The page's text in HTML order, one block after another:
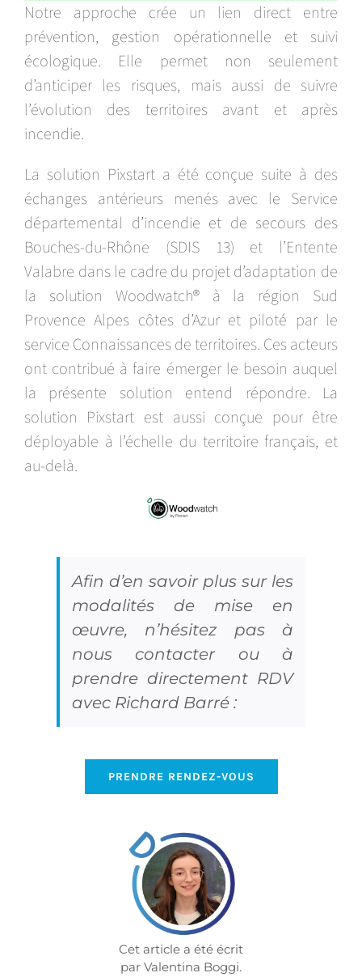
Notre approche crée un lien direct entre
prévention, gestion opérationnelle et suivi
écologique. Elle permet non seulement
d’anticiper les risques, mais aussi de suivre
l’évolution des territoires avant et après
incendie.
La solution Pixstart a été conçue suite à des
échanges antérieurs menés avec le Service
départemental d’incendie et de secours des
Bouches-du-Rhône (SDIS 13) et l’Entente
Valabre dans le cadre du projet d’adaptation de
la solution Woodwatch® à la région Sud
Provence Alpes côtes d’Azur et piloté par le
service Connaissances de territoires. Ces acteurs
ont contribué à faire émerger le besoin auquel
la présente solution entend répondre. La
solution Pixstart est aussi conçue pour être
déployable à l’échelle du territoire français, et
au-delà.
Afin d’en savoir plus sur les
modalités de mise en
œuvre, n’hésitez pas à
nous contacter ou à
prendre directement RDV
avec Richard Barré :
PRENDRE RENDEZ-VOUS
Cet article a été écrit
par Valentina Boggi.